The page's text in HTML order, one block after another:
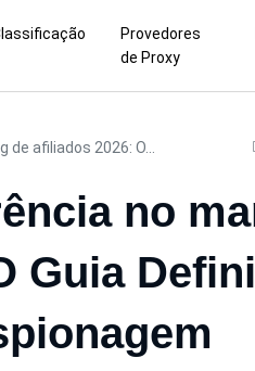
Provedores
de Proxy
afiliados 2026: O...
no
Guia